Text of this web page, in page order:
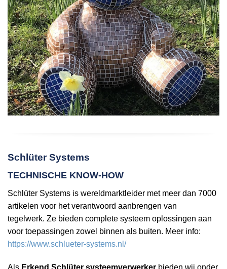
Schlüter Systems
TECHNISCHE KNOW-HOW
Schlüter Systems is wereldmarktleider met meer dan 7000
artikelen voor het verantwoord aanbrengen van
tegelwerk. Ze bieden complete systeem oplossingen aan
voor toepassingen zowel binnen als buiten. Meer info:
https://www.schlueter-systems.nl/
Als Erkend Schlüter systeemverwerker bieden wij onder